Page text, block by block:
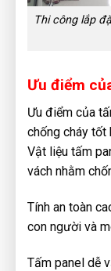
Thi công lắp
Ưu điểm
Ưu điểm của
chống cháy tốt
Vật liệu tấm
vách nhằm
Tính an toàn
con người và
Tấm panel dễ